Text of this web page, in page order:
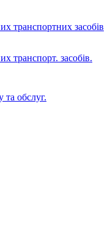
транспортних засобів
транспорт. засобів.
та обслуг.